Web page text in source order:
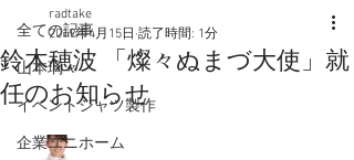
全ての記事
山本璃々
イベントシャツ製作
企業ユニホーム
鈴木穂波 「燦々ぬまづ大使」就
任のお知らせ
radtake
2019年4月15日 読了時間: 1分